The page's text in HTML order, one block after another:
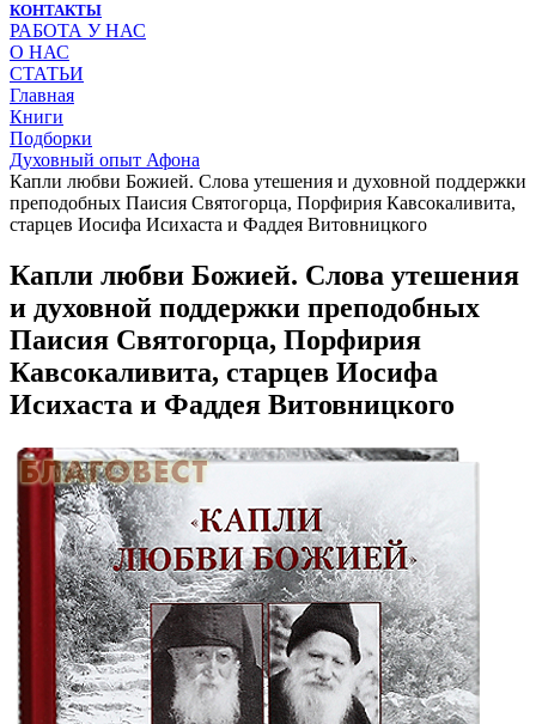
КОНТАКТЫ
РАБОТА У НАС
О НАС
СТАТЬИ
Главная
Книги
Подборки
Духовный опыт Афона
Капли любви Божией. Слова утешения и духовной поддержки
преподобных Паисия Святогорца, Порфирия Кавсокаливита,
старцев Иосифа Исихаста и Фаддея Витовницкого
Капли любви Божией. Слова утешения
и духовной поддержки преподобных
Паисия Святогорца, Порфирия
Кавсокаливита, старцев Иосифа
Исихаста и Фаддея Витовницкого